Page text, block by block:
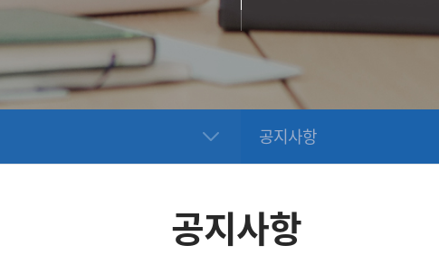
공지사항
공지사항